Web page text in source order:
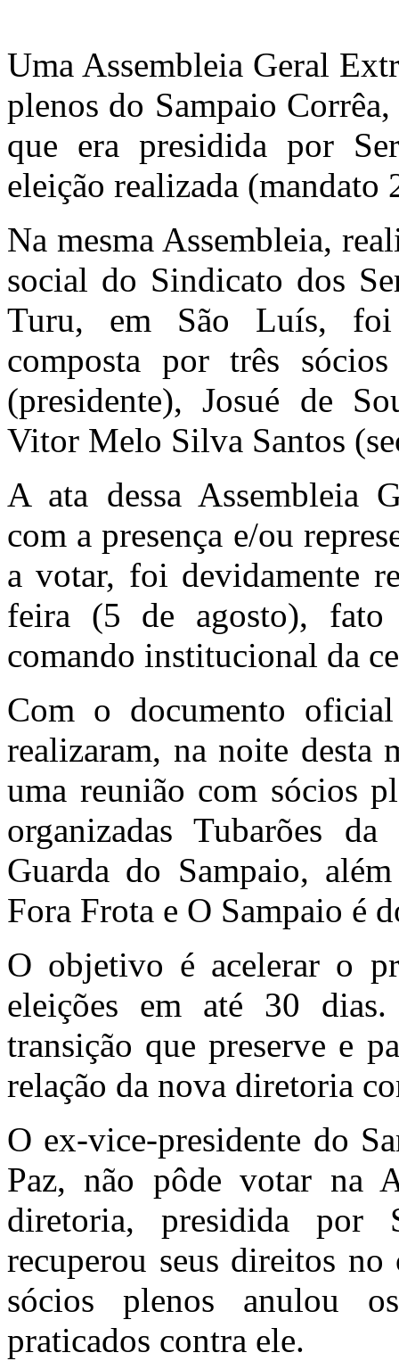
Uma Assembleia Geral
plenos do Sampaio
que era presidida por
eleição realizada (mandato
Na mesma Assembleia,
social do Sindicato dos
Turu, em São Luís, foi
composta por três
(presidente), Josué de
Vitor Melo Silva Santos
A ata dessa Assembleia
com a presença e/ou
a votar, foi devidamente
feira (5 de agosto),
comando institucional da
Com o documento
realizaram, na noite desta
uma reunião com sócios
organizadas Tubarões
Guarda do Sampaio,
Fora Frota e O Sampaio é
O objetivo é acelerar o
eleições em até 30
transição que preserve e
relação da nova diretoria
O ex-vice-presidente do
Paz, não pôde votar na
diretoria, presidida por
recuperou seus direitos
sócios plenos anulou
praticados contra ele.